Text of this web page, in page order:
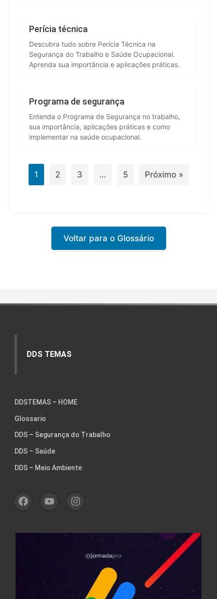
Perícia técnica
Descubra tudo sobre Perícia Técnica na
Segurança do Trabalho e Saúde Ocupacional.
Aprenda sua importância e aplicações práticas.
Programa de segurança
Entenda o Programa de Segurança no trabalho,
sua importância, aplicações práticas e como
implementar na saúde ocupacional.
1 2 3 … 5 Próximo »
Voltar para o Glossário
DDS TEMAS
DDSTEMAS – HOME
Glossario
DDS – Segurança do Trabalho
DDS – Saúde
DDS – Meio Ambiente